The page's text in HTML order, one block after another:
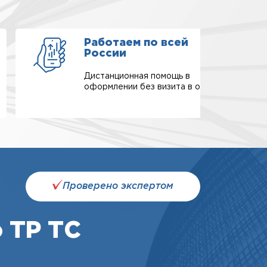
Работаем по всей
России
Дистанционная помощь в
оформлении без визита в офис.
Проверено экспертом
ТР ТС